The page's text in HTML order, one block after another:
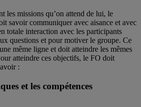
les missions qu’on attend de lui, le
savoir communiquer avec aisance et avec
totale interaction avec les participants
questions et pour motiver le groupe. Ce
même ligne et doit atteindre les mêmes
atteindre ces objectifs, le FO doit
:
et les compétences